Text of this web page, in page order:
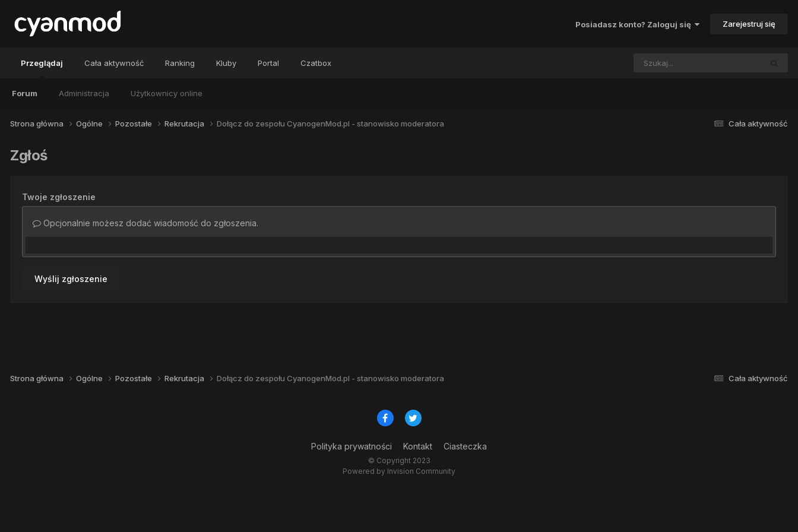
Posiadasz konto? Zaloguj się Zarejestruj się
Przeglądaj
Forum Administracja Użytkownicy online
Cała aktywność Ranking Kluby Portal Czatbox
Cała aktywność
Strona główna Ogólne Pozostałe Rekrutacja Dołącz do zespołu CyanogenMod.pl - stanowisko moderatora
Zgłoś
Twoje zgłoszenie
Opcjonalnie możesz dodać wiadomość do zgłoszenia.
Wyślij zgłoszenie
Cała aktywność
Strona główna Ogólne Pozostałe Rekrutacja Dołącz do zespołu CyanogenMod.pl - stanowisko moderatora
Polityka prywatności Kontakt Ciasteczka
© Copyright 2023
Powered by Invision Community